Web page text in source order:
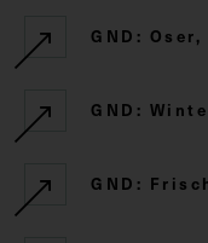
GND:
GND:
GND: